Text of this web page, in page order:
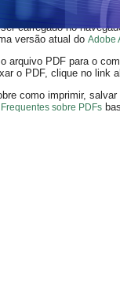
carregado no
versão atual do Adobe
arquivo PDF para o
o PDF, clique no link
como imprimir,
sobre PDFs